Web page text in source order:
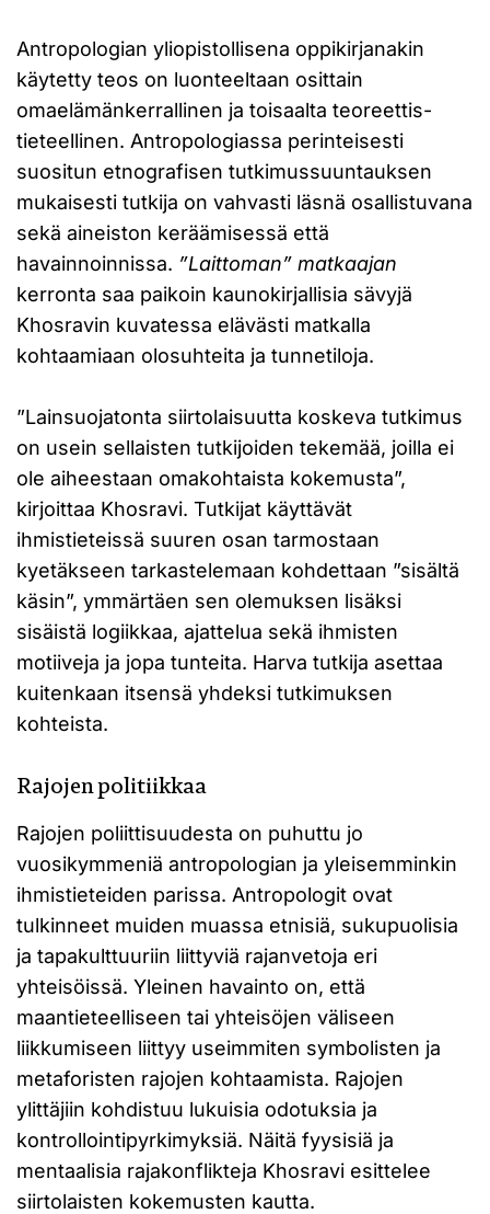
Antropologian yliopistollisena oppikirjanakin
käytetty teos on luonteeltaan osittain
omaelämänkerrallinen ja toisaalta teoreettis-
tieteellinen. Antropologiassa perinteisesti
suositun etnografisen tutkimussuuntauksen
mukaisesti tutkija on vahvasti läsnä osallistuvana
sekä aineiston keräämisessä että
havainnoinnissa. ”Laittoman” matkaajan
kerronta saa paikoin kaunokirjallisia sävyjä
Khosravin kuvatessa elävästi matkalla
kohtaamiaan olosuhteita ja tunnetiloja.
”Lainsuojatonta siirtolaisuutta koskeva tutkimus
on usein sellaisten tutkijoiden tekemää, joilla ei
ole aiheestaan omakohtaista kokemusta”,
kirjoittaa Khosravi. Tutkijat käyttävät
ihmistieteissä suuren osan tarmostaan
kyetäkseen tarkastelemaan kohdettaan ”sisältä
käsin”, ymmärtäen sen olemuksen lisäksi
sisäistä logiikkaa, ajattelua sekä ihmisten
motiiveja ja jopa tunteita. Harva tutkija asettaa
kuitenkaan itsensä yhdeksi tutkimuksen
kohteista.
Rajojen politiikkaa
Rajojen poliittisuudesta on puhuttu jo
vuosikymmeniä antropologian ja yleisemminkin
ihmistieteiden parissa. Antropologit ovat
tulkinneet muiden muassa etnisiä, sukupuolisia
ja tapakulttuuriin liittyviä rajanvetoja eri
yhteisöissä. Yleinen havainto on, että
maantieteelliseen tai yhteisöjen väliseen
liikkumiseen liittyy useimmiten symbolisten ja
metaforisten rajojen kohtaamista. Rajojen
ylittäjiin kohdistuu lukuisia odotuksia ja
kontrollointipyrkimyksiä. Näitä fyysisiä ja
mentaalisia rajakonflikteja Khosravi esittelee
siirtolaisten kokemusten kautta.